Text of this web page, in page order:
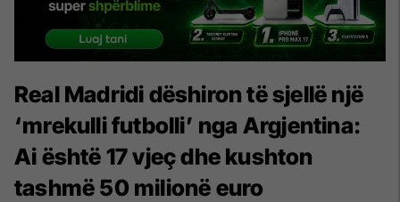
Real Madridi dëshiron të sjellë një
‘mrekulli futbolli’ nga Argjentina:
Ai është 17 vjeç dhe kushton
tashmë 50 milionë euro